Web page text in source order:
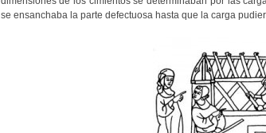
se ensanchaba la parte defectuosa hasta que la carga